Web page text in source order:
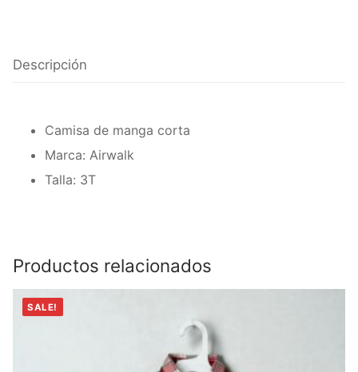
Descripción
Camisa de manga corta
Marca: Airwalk
Talla: 3T
Productos relacionados
SALE!